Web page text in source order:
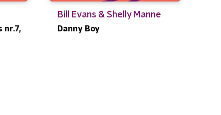
nr.7,
Bill Evans & Shelly Manne
Danny Boy